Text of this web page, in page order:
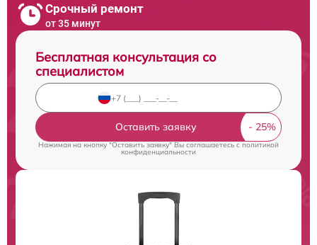
Срочный ремонт
от 35 минут
Бесплатная консультация со
специалистом
Оставить заявку
Нажимая на кнопку "Оставить заявку" Вы соглашаетесь cполитикой
конфиденциальности